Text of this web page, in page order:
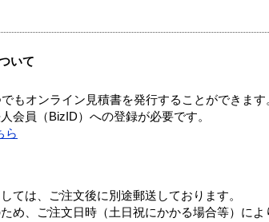
いて
もオンライン見積書を発行することができます
会員（BizID）への登録が必要です。
ら
ては、ご注文後に別途郵送しております。
め、ご注文日時（土日祝にかかる場合等）に